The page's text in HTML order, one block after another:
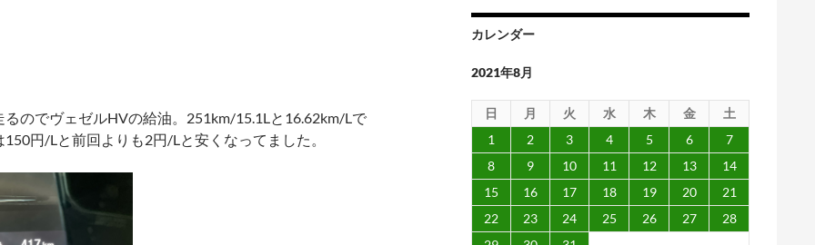
のでヴェゼルHVの給油。251km/15.1Lと16.62km/Lで
円/Lと前回よりも2円/Lと安くなってました。
カレンダー
2021年8月
日 月 火 水 木 金
土
1
2 3 4 5 6
7
8
9 10 11 12 13
14
15
16 17 18 19 20
21
22
23 24 25 26 27
28